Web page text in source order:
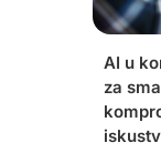
AI u
za